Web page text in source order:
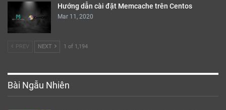
Hướng dẫn cài đặt Memcache trên Centos
Mar 11, 2020
PREV NEXT 1 of 1,194
Bài Ngẫu Nhiên